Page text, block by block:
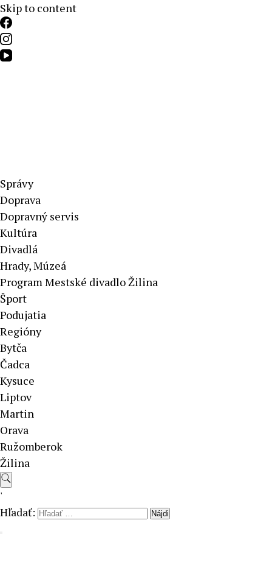
Skip to content
Aktuálne správy – severné Slovensko
Správy
Doprava
Dopravný servis
Kultúra
Divadlá
Hrady, Múzeá
Program Mestské divadlo Žilina
Šport
Podujatia
Regióny
Bytča
Čadca
Kysuce
Liptov
Martin
Orava
Ružomberok
Žilina
'
Hľadať: